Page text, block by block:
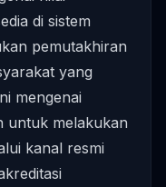
di sistem
pemutakhiran
yang
mengenai
untuk melakukan
kanal resmi